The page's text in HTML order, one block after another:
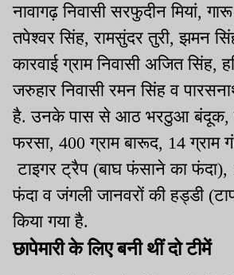
नावागढ़ निवासी सरफुदीन मियां,
तपेश्वर सिंह, रामसुंदर तुरी, झमन
कारवाई ग्राम निवासी अजित सिंह,
जरुहार निवासी रमन सिंह व
है. उनके पास से आठ भरठुआ बंदूक,
फरसा, 400 ग्राम बारूद, 14 ग्राम
टाइगर ट्रैप (बाघ फंसाने का फंदा),
फंदा व जंगली जानवरों की हड्डी
किया गया है.
छापेमारी के लिए बनी थीं दो टीमें